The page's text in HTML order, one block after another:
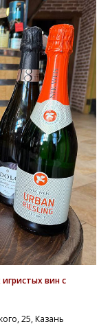
вин с
25, Казань